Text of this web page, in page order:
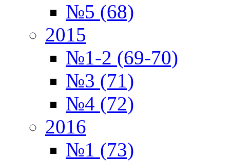
№5 (68)
2015
№1-2 (69-70)
№3 (71)
№4 (72)
2016
№1 (73)